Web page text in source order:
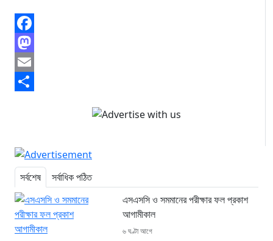
Facebook
Mastodon
Email
সর্বশেষ
সর্বাধিক পঠিত
এসএসসি ও সমমানের পরীক্ষার ফল প্রকাশ
আগামীকাল
৬ ঘণ্টা আগে